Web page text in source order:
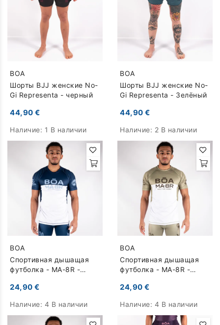
BOA
Шорты BJJ женские No-
Gi Representa - черный
44,90 €
Наличие: 1 В наличии
BOA
Шорты BJJ женские No-
Gi Representa - Зелёный
44,90 €
Наличие: 2 В наличии
BOA
Спортивная дышащая
футболка - MA-8R -
24,90 €
Наличие: 4 В наличии
BOA
Спортивная дышащая
футболка - MA-8R -
24,90 €
Наличие: 4 В наличии